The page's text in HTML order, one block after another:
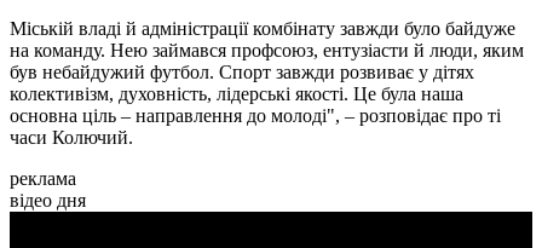
Міській владі й адміністрації комбінату завжди було байдуже
на команду. Нею займався профсоюз, ентузіасти й люди, яким
був небайдужий футбол. Спорт завжди розвиває у дітях
колективізм, духовність, лідерські якості. Це була наша
основна ціль – направлення до молоді", – розповідає про ті
часи Колючий.
реклама
відео дня